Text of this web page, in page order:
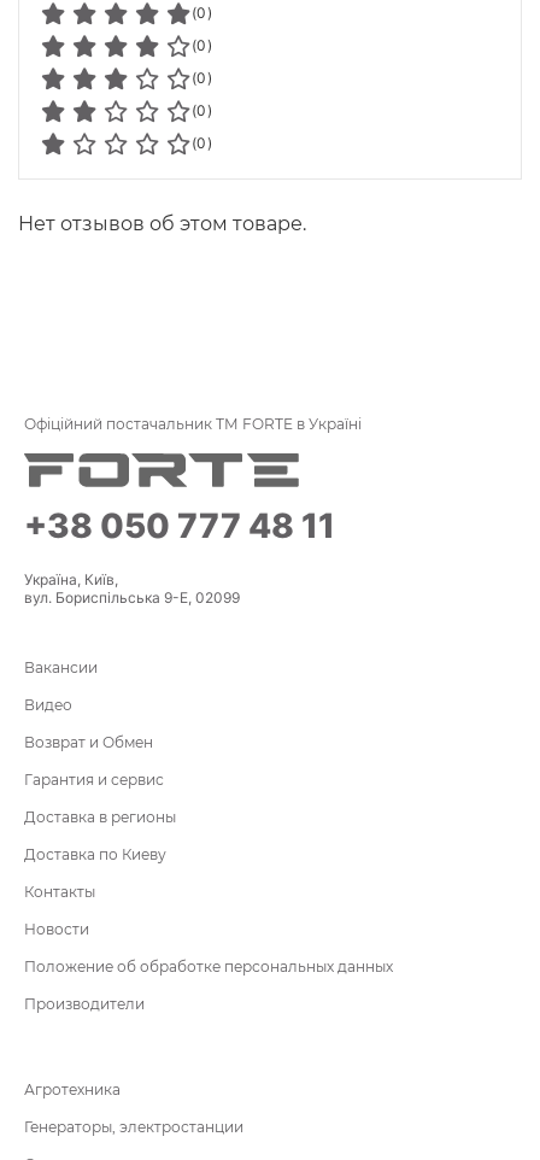
(0)
(0)
(0)
(0)
(0)
Нет отзывов об этом товаре.
Офіційний постачальник ТМ FORTE в Україні
+38 050 777 48 11
Україна, Київ,
вул. Бориспільська 9-Е, 02099
Вакансии
Видео
Возврат и Обмен
Гарантия и сервис
Доставка в регионы
Доставка по Киеву
Контакты
Новости
Положение об обработке персональных данных
Производители
Агротехника
Генераторы, электростанции